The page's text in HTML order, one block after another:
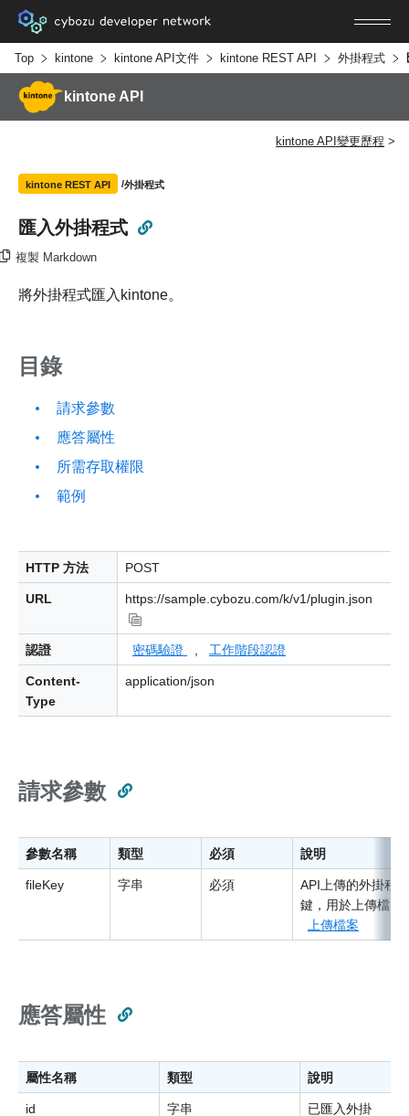
Top kintone kintone API文件 kintone REST API 外掛程式
kintone API
kintone API變更歷程
kintone REST API 外掛程式
匯入外掛程式
複製 Markdown
將外掛程式匯入kintone。
目錄
請求參數
應答屬性
所需存取權限
範例
HTTP 方法 POST
URL https://sample.cybozu.com/k/v1/plugin.json
認證 密碼驗證 工作階段認證
Content-
Type
application/json
請求參數
參數名稱 類型 必須 說明
fileKey 字串 必須
API上傳的外掛程
鍵，用於上傳檔
上傳檔案
應答屬性
屬性名稱 類型 說明
id 字串
已匯入外掛